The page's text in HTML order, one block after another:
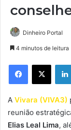
Dinheiro Portal
4 minutos de leitura
Facebook
X
A Vivara (VIVA3)
reunião
Elias Leal Lima,